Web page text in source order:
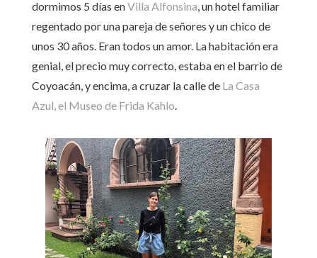
dormimos 5 días enVilla Alfonsina, un hotel familiar
regentado por una pareja de señores y un chico de
unos 30 años. Eran todos un amor. La habitación era
genial, el precio muy correcto, estaba en el barrio de
Coyoacán, y encima, a cruzar la calle de La Casa
Azul, el Museo de Frida Kahlo.